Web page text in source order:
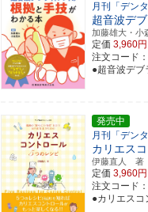
月刊「デン
超音波デ
加藤雄大・
定価 3,960円
注文コード
●超音波デブ
発売中
月刊「デン
カリエス
伊藤直人 著
定価 3,960円
注文コード
●カリエスコ